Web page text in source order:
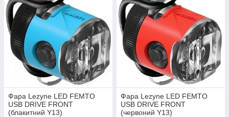
Фара Lezyne LED FEMTO
USB DRIVE FRONT
(блакитний Y13)
Фара Lezyne LED FEMTO
USB DRIVE FRONT
(червоний Y13)